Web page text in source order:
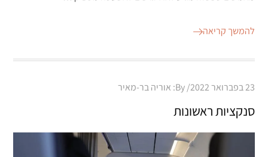
להמשך קריאה
Posted
23 בפברואר 2022 By: אוריה בר-מאיר
סנקציות ראשונות